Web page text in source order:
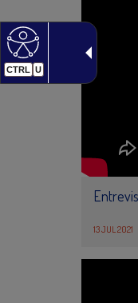
CTRL U
13 JUL 2021